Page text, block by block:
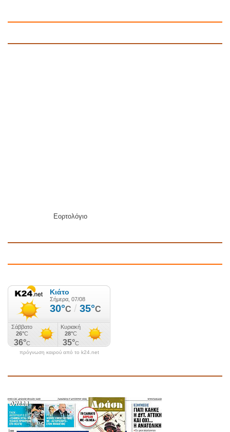
Εορτολόγιο
πρόγνωση καιρού από το k24.net